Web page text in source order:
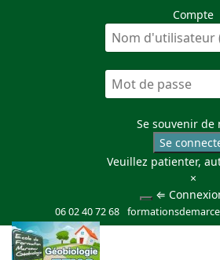
Compte
Se souvenir de
Se
Veuillez patienter,
×
⇐
06 02 40 72 68